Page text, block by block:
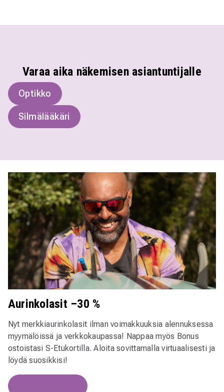
Varaa aika näkemisen asiantuntijalle
Optikko
Silmälääkäri
Aurinkolasit –30 %
Nyt merkkiaurinkolasit ilman voimakkuuksia alennuksessa
myymälöissä ja verkkokaupassa! Nappaa myös Bonus
ostoistasi S-Etukortilla. Aloita sovittamalla virtuaalisesti ja
löydä suosikkisi!